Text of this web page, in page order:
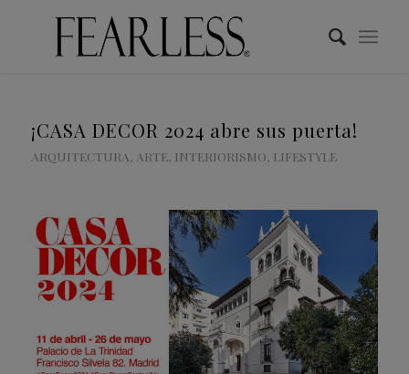
¡CASA DECOR 2024 abre sus puerta!
ARQUITECTURA, ARTE, INTERIORISMO, LIFESTYLE